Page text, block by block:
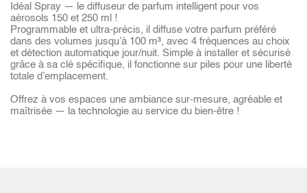
Idéal Spray — le diffuseur de parfum intelligent pour vos
aérosols 150 et 250 ml !
Programmable et ultra-précis, il diffuse votre parfum préféré
dans des volumes jusqu’à 100 m³, avec 4 fréquences au choix
et détection automatique jour/nuit. Simple à installer et sécurisé
grâce à sa clé spécifique, il fonctionne sur piles pour une liberté
totale d’emplacement.
Offrez à vos espaces une ambiance sur-mesure, agréable et
maîtrisée — la technologie au service du bien-être !